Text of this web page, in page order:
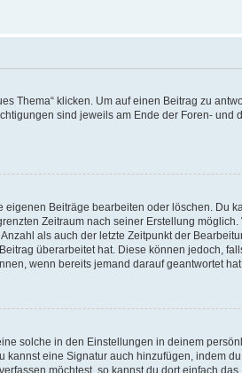
Thema“ klicken. Um auf einen Beitrag zu
sind jeweils am Ende der Foren- und
Beiträge bearbeiten oder löschen. Du
Zeitraum nach seiner Erstellung
als auch der letzte Zeitpunkt der
überarbeitet hat. Diese können jedoch,
wenn bereits jemand darauf geantwortet
solche in den Einstellungen in deinem
kannst eine Signatur auch hinzufügen, indem
möchtest, so kannst du dort einfach